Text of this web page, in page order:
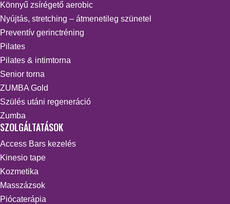
Könnyű zsírégető aerobic
Nyújtás, stretching – átmenetileg szünetel
Preventív gerinctréning
Pilates
Pilates & intimtorna
Senior torna
ZUMBA Gold
Szülés utáni regeneráció
Zumba
SZOLGÁLTATÁSOK
Access Bars kezelés
Kinesio tape
Kozmetika
Masszázsok
Piócaterápia